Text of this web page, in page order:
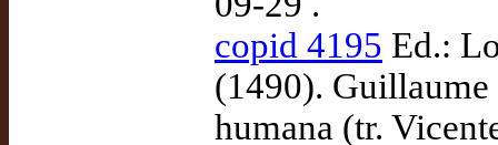
copid 4195 Ed.:
(1490).
humana (tr.